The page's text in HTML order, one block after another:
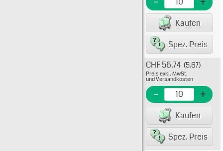
Kaufen
Spez. Preis
EME
CHF 56.74 (5.67)
Preis exkl. MwSt.
und Versandkosten
- +
Kaufen
Spez. Preis